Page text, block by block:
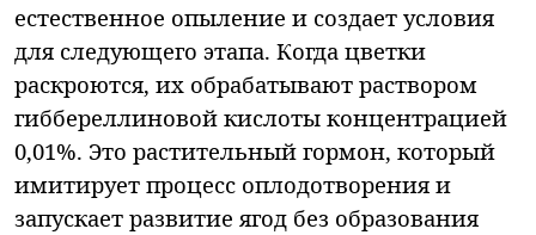
естественное опыление и создает условия
для следующего этапа. Когда цветки
раскроются, их обрабатывают раствором
гиббереллиновой кислоты концентрацией
0,01%. Это растительный гормон, который
имитирует процесс оплодотворения и
запускает развитие ягод без образования